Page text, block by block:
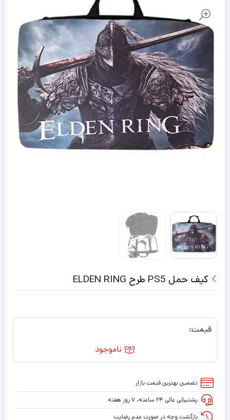
کیف حمل PS5 طرح ELDEN RING
قیمت:
ناموجود
تضمین بهترین قیمت بازار
پشتیبانی عالی ۲۴ ساعته، ۷ روز هفته
بازگشت وجه در صورت عدم رضایت